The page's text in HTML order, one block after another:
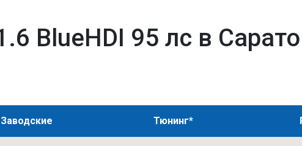
BlueHDI 95 лс в
Заводские Тюнинг*